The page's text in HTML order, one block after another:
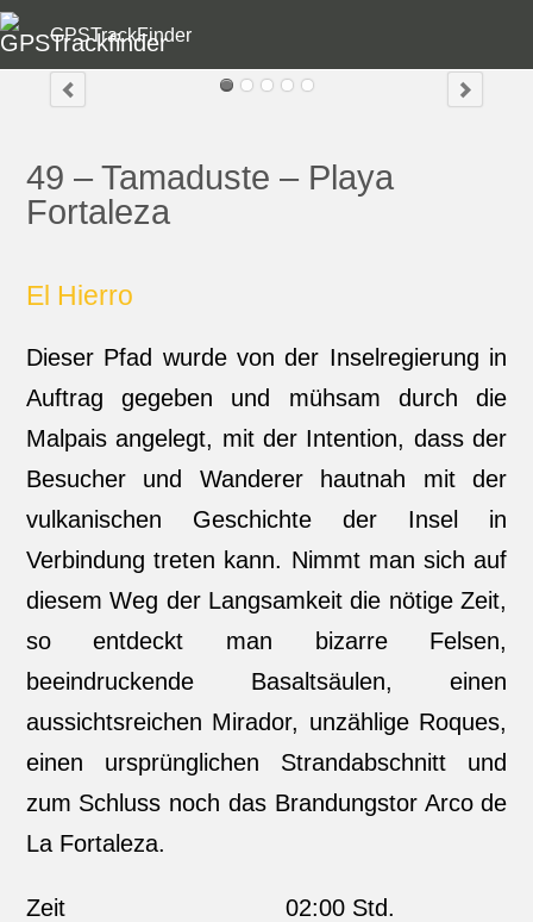
GPSTrackFinder
49 – Tamaduste – Playa
Fortaleza
El Hierro
Dieser Pfad wurde von der Inselregierung in
Auftrag gegeben und mühsam durch die
Malpais angelegt, mit der Intention, dass der
Besucher und Wanderer hautnah mit der
vulkanischen Geschichte der Insel in
Verbindung treten kann. Nimmt man sich auf
diesem Weg der Langsamkeit die nötige Zeit,
so entdeckt man bizarre Felsen,
beeindruckende Basaltsäulen, einen
aussichtsreichen Mirador, unzählige Roques,
einen ursprünglichen Strandabschnitt und
zum Schluss noch das Brandungstor Arco de
La Fortaleza.
Zeit
02:00 Std.